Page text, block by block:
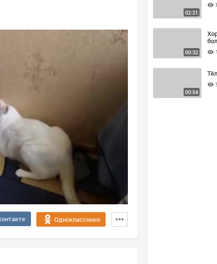
Одноклассники
02:21
00:32
00:54